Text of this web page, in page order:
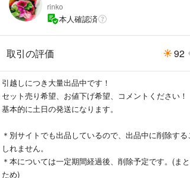
rinko
本人確認済
取引の評価 92
引越しにつき大量出品中です！
セット売り希望、お値下げ希望、コメントください！
基本的に土日の発送になります。
＊別サイトでも出品しているので、出品中に削除す
しれません。
＊本については一定期間経過後、削除予定です。(ま
ため)